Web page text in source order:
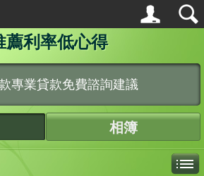
薦利率低心得
專業貸款免費諮詢建議
相簿